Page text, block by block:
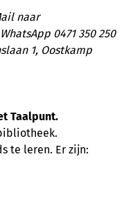
naar
0471 350 250
1, Oostkamp
Taalpunt.
te leren. Er zijn: